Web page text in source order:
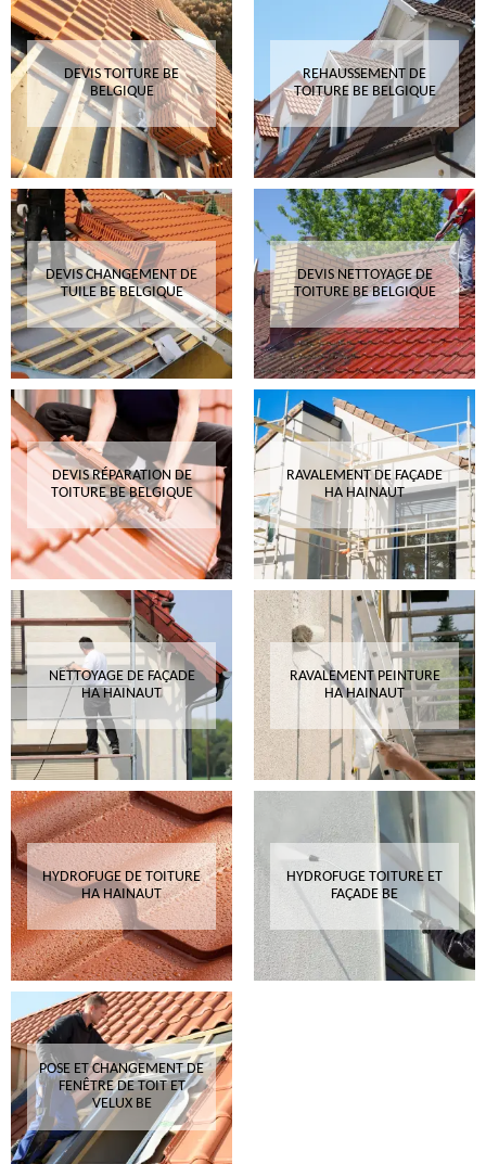
DEVIS TOITURE BE
BELGIQUE
REHAUSSEMENT DE
TOITURE BE BELGIQUE
DEVIS CHANGEMENT DE
TUILE BE BELGIQUE
DEVIS NETTOYAGE DE
TOITURE BE BELGIQUE
DEVIS RÉPARATION DE
TOITURE BE BELGIQUE
RAVALEMENT DE FAÇADE
HA HAINAUT
NETTOYAGE DE FAÇADE
HA HAINAUT
RAVALEMENT PEINTURE
HA HAINAUT
HYDROFUGE DE TOITURE
HA HAINAUT
HYDROFUGE TOITURE ET
FAÇADE BE
POSE ET CHANGEMENT DE
FENÊTRE DE TOIT ET
VELUX BE